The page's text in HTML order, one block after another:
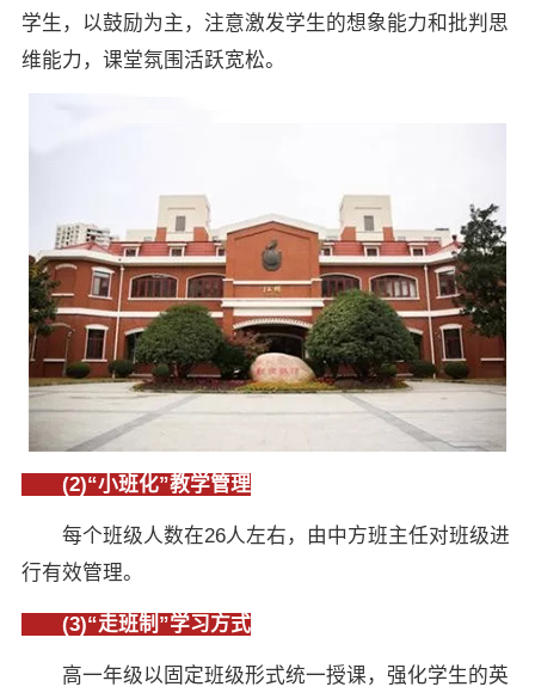
学生，以鼓励为主，注意激发学生的想象能力和批判思
维能力，课堂氛围活跃宽松。
(2)“小班化”教学管理
每个班级人数在26人左右，由中方班主任对班级进
行有效管理。
(3)“走班制”学习方式
高一年级以固定班级形式统一授课，强化学生的英